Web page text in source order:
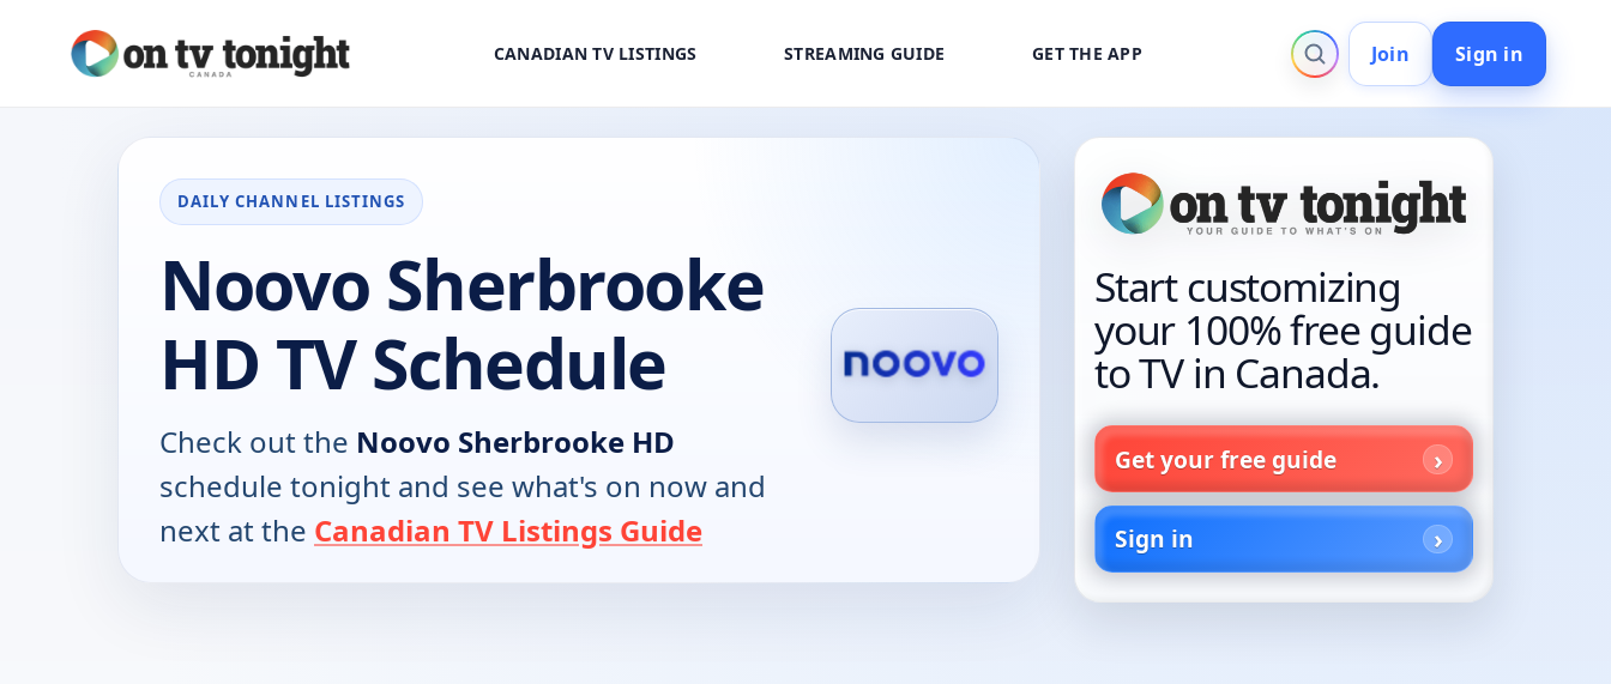
CANADIAN TV LISTINGS STREAMING GUIDE GET THE APP Join Sign in
DAILY CHANNEL LISTINGS
Noovo Sherbrooke
HD TV Schedule
Check out the Noovo Sherbrooke HD
schedule tonight and see what's on now and
next at the Canadian TV Listings Guide
Start customizing
your 100% free guide
to TV in Canada.
Get your free guide
Sign in